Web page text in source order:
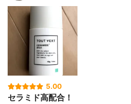
5.00
セラミド高配合！